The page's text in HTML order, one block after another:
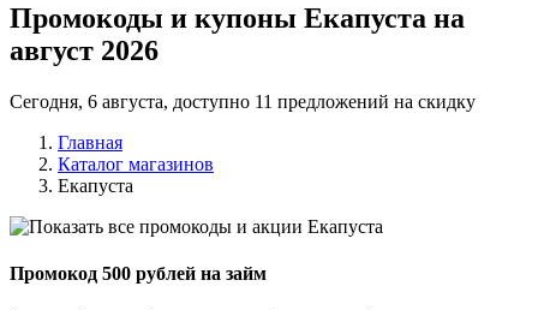
Промокоды и купоны Екапуста на
август 2026
Сегодня, 6 августа, доступно 11 предложений на скидку
Главная
Каталог магазинов
Екапуста
Промокод 500 рублей на займ